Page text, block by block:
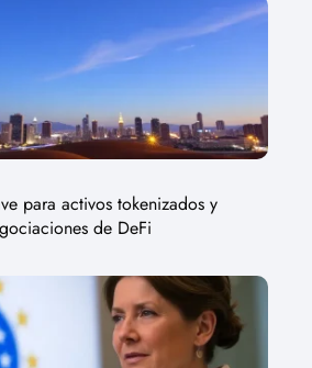
para activos tokenizados y
de DeFi